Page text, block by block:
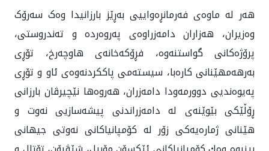
هه‌ر له ماوه‌ی فه‌رمانڕه‌وایيی به‌ڕێز بارزانيدا وه‌ک سەرۆک
وەزیران، هەزاران دامەزراوەی پەروەردە و تەندروستی،
پرۆژەکانی گواستنەوە، فڕۆکەخانەی هاوچەرخ، تۆڕی
بەرهەمهێنانی کارەبا، سیستەمی پاککردنەوەی ئاو و تۆڕی
پەیوەنديی دوورمەودا دامه‌زران، هەروەها نێچیرڤان بارزانی
ڕۆڵێکی بێوێنەی لە دامەزراندنی پیشەسازيی نەوت و
هێنانی ژمارەیەکی زۆر لە کۆمپانیاکانی نەوتی جیهانی